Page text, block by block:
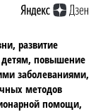
развитие
повышение
заболеваниями,
методов
помощи,